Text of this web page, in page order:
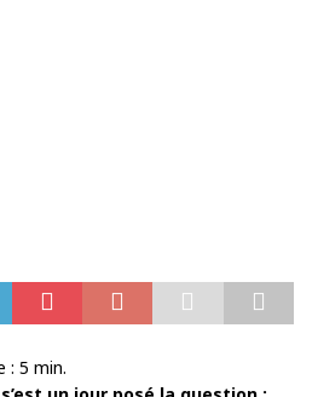
: 5 min.